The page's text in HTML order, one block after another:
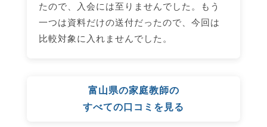
たので、入会には至りませんでした。もう
一つは資料だけの送付だったので、今回は
比較対象に入れませんでした。
富山県の家庭教師の
すべての口コミを見る